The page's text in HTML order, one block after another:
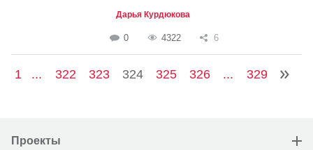
Дарья Курдюкова
0 4322 6
1 ... 322 323 324 325 326 ... 329
Проекты